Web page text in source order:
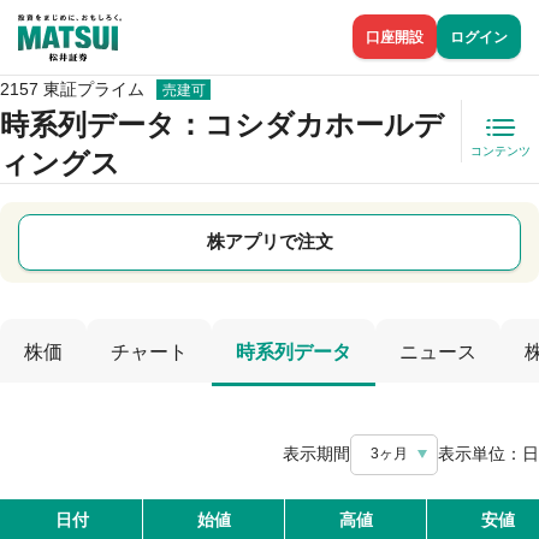
口座開設 ログイン
2157 東証プライム 売建可
時系列データ ：コシダカホールデ
ィングス
コンテンツ
株アプリで注文
株価 チャート 時系列データ ニュース
表示期間 3ヶ月 表示単位： 日
日付 始値 高値 安値